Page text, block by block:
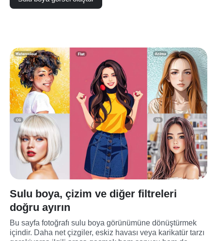
Sulu boya, çizim ve diğer filtreleri
doğru ayırın
Bu sayfa fotoğrafı sulu boya görünümüne dönüştürmek
içindir. Daha net çizgiler, eskiz havası veya karikatür tarzı